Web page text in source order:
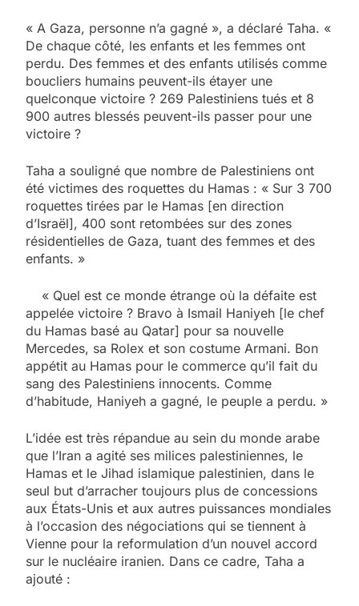
« A Gaza, personne n’a gagné », a déclaré Taha. «
De chaque côté, les enfants et les femmes ont
perdu. Des femmes et des enfants utilisés comme
boucliers humains peuvent-ils étayer une
quelconque victoire ? 269 Palestiniens tués et 8
900 autres blessés peuvent-ils passer pour une
victoire ?
Taha a souligné que nombre de Palestiniens ont
été victimes des roquettes du Hamas : « Sur 3 700
roquettes tirées par le Hamas [en direction
d’Israël], 400 sont retombées sur des zones
résidentielles de Gaza, tuant des femmes et des
enfants. »
« Quel est ce monde étrange où la défaite est
appelée victoire ? Bravo à Ismail Haniyeh [le chef
du Hamas basé au Qatar] pour sa nouvelle
Mercedes, sa Rolex et son costume Armani. Bon
appétit au Hamas pour le commerce qu’il fait du
sang des Palestiniens innocents. Comme
d’habitude, Haniyeh a gagné, le peuple a perdu. »
L’idée est très répandue au sein du monde arabe
que l’Iran a agité ses milices palestiniennes, le
Hamas et le Jihad islamique palestinien, dans le
seul but d’arracher toujours plus de concessions
aux États-Unis et aux autres puissances mondiales
à l’occasion des négociations qui se tiennent à
Vienne pour la reformulation d’un nouvel accord
sur le nucléaire iranien. Dans ce cadre, Taha a
ajouté :